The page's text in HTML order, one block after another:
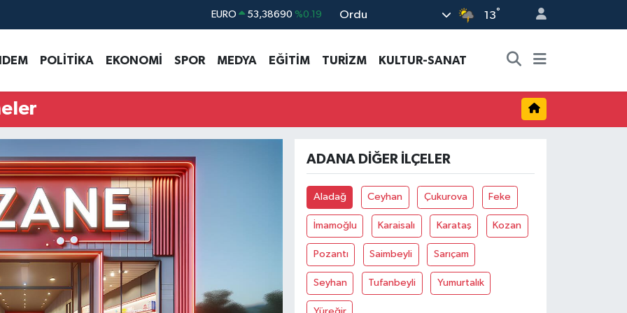
EURO 53,38690 %0.19
G.ALTIN 6862,09000 %0.19
BİST100 14.598,00 %0
DOLAR 45,43620
Ordu 13°
POLİTİKA EKONOMİ SPOR MEDYA EĞİTİM TURİZM KULTUR-SANAT
ADANA DIĞER İLÇELER
Aladağ Ceyhan Çukurova Feke
İmamoğlu Karaisalı Karataş Kozan
Pozantı Saimbeyli Sarıçam
Seyhan Tufanbeyli Yumurtalık